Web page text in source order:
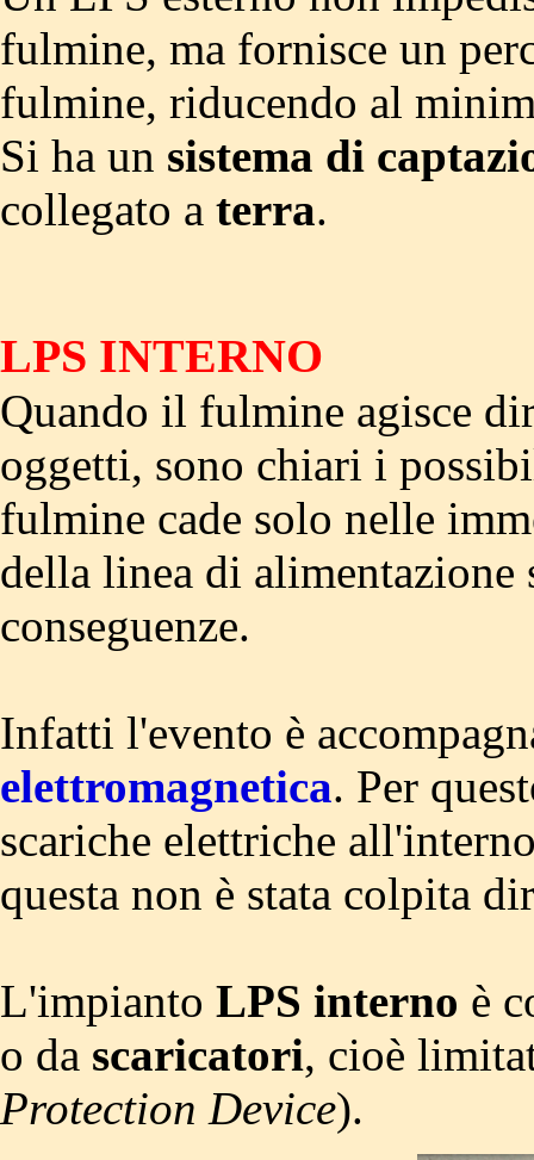
fulmine, ma fornisce un
fulmine, riducendo al
Si ha un sistema di
collegato a terra.
LPS INTERNO
Quando il fulmine agisce
oggetti, sono chiari i
fulmine cade solo nelle
della linea di alimentazione
conseguenze.
Infatti l'evento è
elettromagnetica. Per
scariche elettriche
questa non è stata colpita
L'impianto LPS interno è
o da scaricatori, cioè
Protection Device).